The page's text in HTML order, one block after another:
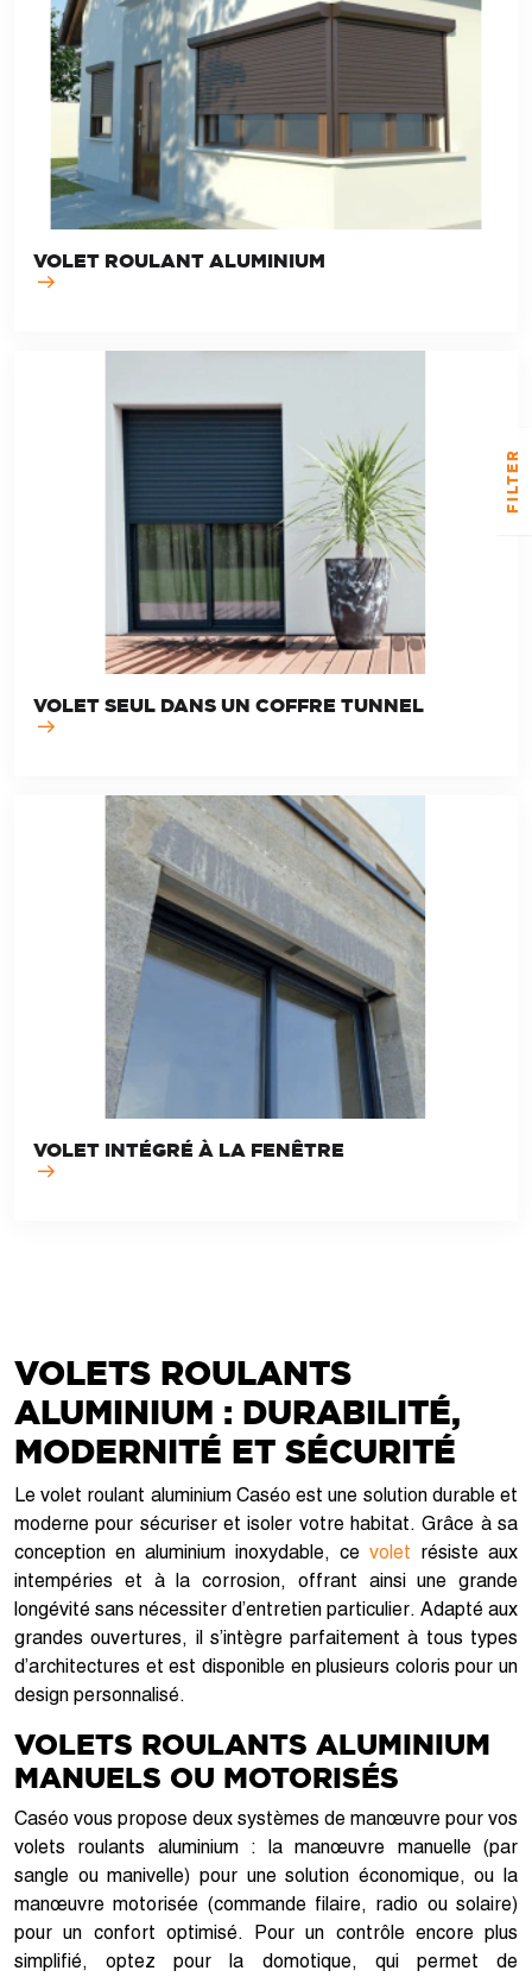
VOLET ROULANT ALUMINIUM
VOLET SEUL DANS UN COFFRE TUNNEL
VOLET INTÉGRÉ À LA FENÊTRE
VOLETS ROULANTS
ALUMINIUM : DURABILITÉ,
MODERNITÉ ET SÉCURITÉ
Le volet roulant aluminium Caséo est une solution durable et
moderne pour sécuriser et isoler votre habitat. Grâce à sa
conception en aluminium inoxydable, ce volet résiste aux
intempéries et à la corrosion, offrant ainsi une grande
longévité sans nécessiter d’entretien particulier. Adapté aux
grandes ouvertures, il s’intègre parfaitement à tous types
d’architectures et est disponible en plusieurs coloris pour un
design personnalisé.
VOLETS ROULANTS ALUMINIUM
MANUELS OU MOTORISÉS
Caséo vous propose deux systèmes de manœuvre pour vos
volets roulants aluminium : la manœuvre manuelle (par
sangle ou manivelle) pour une solution économique, ou la
manœuvre motorisée (commande filaire, radio ou solaire)
pour un confort optimisé. Pour un contrôle encore plus
simplifié, optez pour la domotique, qui permet de
FILTER